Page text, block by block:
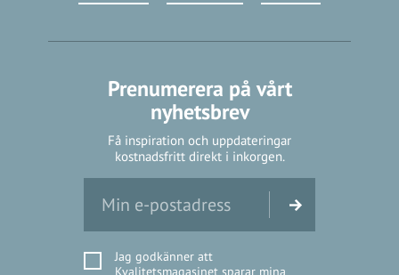
Prenumerera på vårt
nyhetsbrev
Få inspiration och uppdateringar
kostnadsfritt direkt i inkorgen.
Jag godkänner att
Kvalitetsmagasinet sparar mina